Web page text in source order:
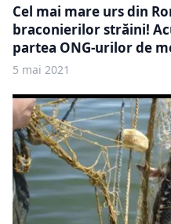
Cel mai mare urs din
braconierilor străini!
partea ONG-urilor de
5 mai 2021